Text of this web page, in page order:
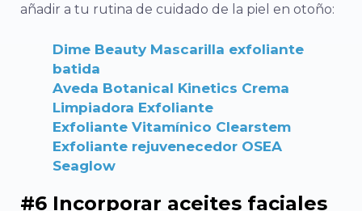
añadir a tu rutina de cuidado de la piel en otoño:
Dime Beauty Mascarilla exfoliante
batida
Aveda Botanical Kinetics Crema
Limpiadora Exfoliante
Exfoliante Vitamínico Clearstem
Exfoliante rejuvenecedor OSEA
Seaglow
#6 Incorporar aceites faciales